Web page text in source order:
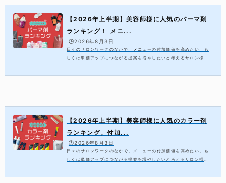
【2026年上半期】美容師様に人気のパーマ剤
ランキング！ メニ...
🕒️2026年8月3日
日々のサロンワークのなかで、メニューの付加価値を高めたい、も
しくは単価アップにつながる提案を増やしたいと考えるサロン様も
ータをもとに、高価値メニューにおすす...
【2026年上半期】美容師様に人気のカラー剤
ランキング。付加...
🕒️2026年8月3日
日々のサロンワークのなかで、メニューの付加価値を高めたい、も
しくは単価アップにつながる提案を増やしたいと考えるサロン様も
ータをもとに、高価値メニューにおすす...